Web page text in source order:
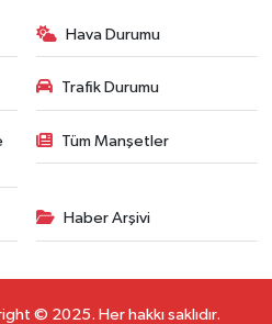
Hava Durumu
Trafik Durumu
Tüm Manşetler
Haber Arşivi
© 2025. Her hakkı saklıdır.